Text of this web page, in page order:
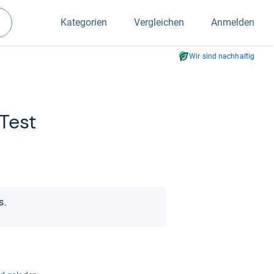
Kategorien Vergleichen Anmelden
Wir sind nachhaltig